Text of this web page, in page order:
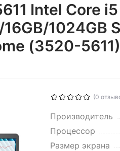
Intel Core
1024GB
(3520-
(0
Производитель
Процессор
Размер экрана